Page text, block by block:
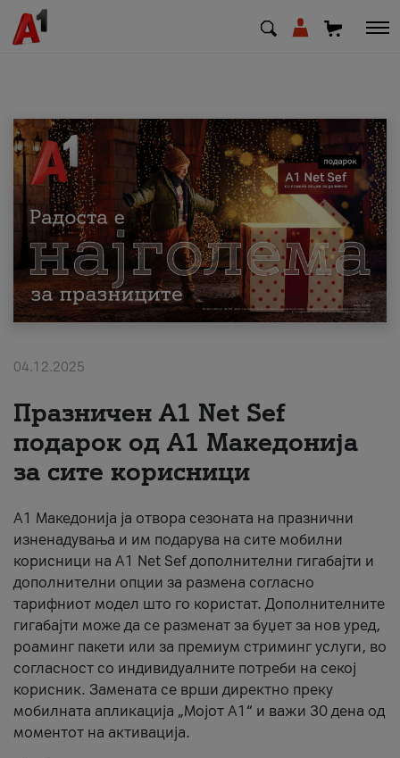
МК EN SQ
Приватни Деловни
Поддршка
Надополни кредит
За нас
#ПодобарОнлајн
04.12.2025
Празничен A1 Net Sеf
подарок од А1 Македонија
за сите корисници
А1 Македонија ја отвора сезоната на празнични
изненадувања и им подарува на сите мобилни
корисници на A1 Net Sef дополнителни гигабајти и
дополнителни опции за размена согласно
тарифниот модел што го користат. Дополнителните
гигабајти може да се разменат за буџет за нов уред,
роаминг пакети или за премиум стриминг услуги, во
согласност со индивидуалните потреби на секој
корисник. Замената се врши директно преку
мобилната апликација „Мојот А1“ и важи 30 дена од
моментот на активација.